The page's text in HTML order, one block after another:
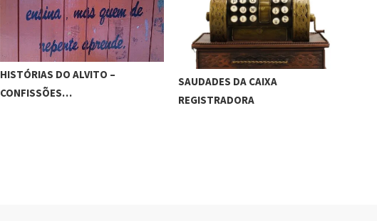
HISTÓRIAS DO ALVITO –
CONFISSÕES…
SAUDADES DA CAIXA
REGISTRADORA